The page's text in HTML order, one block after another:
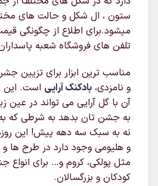
ستون ، ال شکل و حالت های
میشود.برای اطلاع از چگونگی
تلفن های فروشگاه شعبه
مناسب ترین ابزار برای تزیین
و نامزدی، بادکنک آرایی است. این
آن با گل آرایی می تواند در عین
به جشن تان بدهد به شرطی که
نه به سبک سه دهه پیش! این
و هلیومی وجود دارد در طرح ها
مثل پولکی، کروم و… برای
کودکان و بزرگسالان.